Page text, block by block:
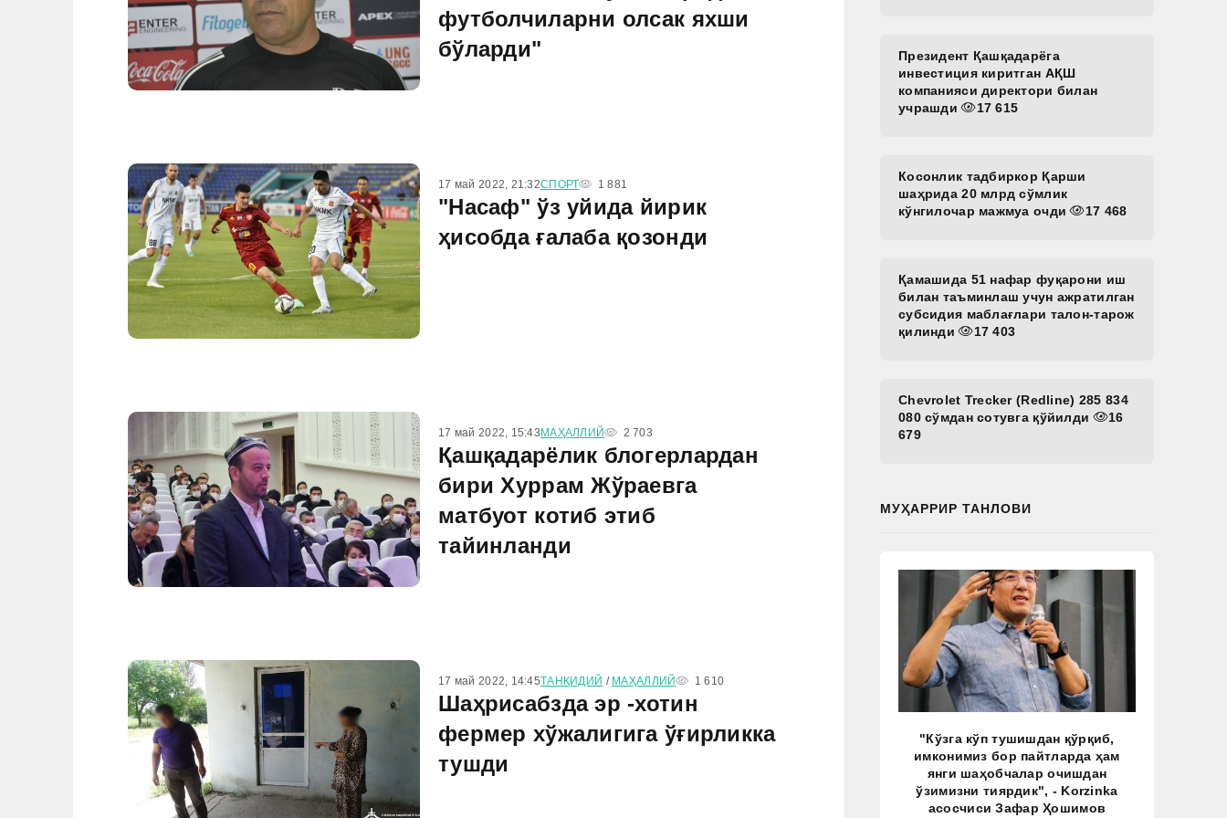
футболчиларни олсак яхши
бўларди"
17 май 2022, 21:32СПОРТ 1 881
"Насаф" ўз уйида йирик
ҳисобда ғалаба қозонди
17 май 2022, 15:43 МАҲАЛЛИЙ 2 703
Қашқадарёлик блогерлардан
бири Хуррам Жўраевга
матбуот котиб этиб
тайинланди
17 май 2022, 14:45ТАНҚИДИЙ / МАҲАЛЛИЙ 1 610
Шаҳрисабзда эр -хотин
фермер хўжалигига ўғирликка
тушди
Президент Қашқадарёга
инвестиция киритган АҚШ
компанияси директори билан
учрашди
17 615
Косонлик тадбиркор Қарши
шаҳрида 20 млрд сўмлик
кўнгилочар мажмуа очди
17 468
Қамашида 51 нафар фуқарони иш
билан таъминлаш учун ажратилган
субсидия маблағлари талон-тарож
қилинди
17 403
Chevrolet Trecker (Redline) 285 834
080 сўмдан сотувга қўйилди
16
679
МУҲАРРИР ТАНЛОВИ
"Кўзга кўп тушишдан қўрқиб,
имконимиз бор пайтларда ҳам
янги шаҳобчалар очишдан
ўзимизни тиярдик", - Korzinka
асосчиси Зафар Ҳошимов